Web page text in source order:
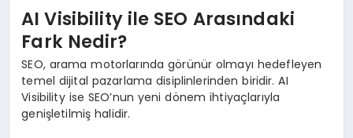
AI Visibility ile SEO Arasındaki
Fark Nedir?
SEO, arama motorlarında görünür olmayı hedefleyen
temel dijital pazarlama disiplinlerinden biridir. AI
Visibility ise SEO’nun yeni dönem ihtiyaçlarıyla
genişletilmiş halidir.